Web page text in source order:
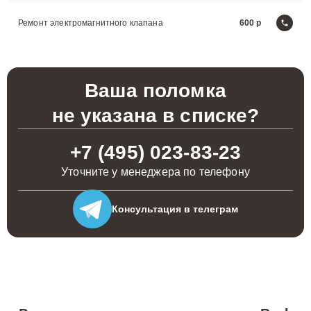
Ремонт электромагнитного клапана 600
Ваша поломка
не указана в списке?
+7 (495) 023-83-23
Уточните у менеджера по телефону
Консультация в телеграм